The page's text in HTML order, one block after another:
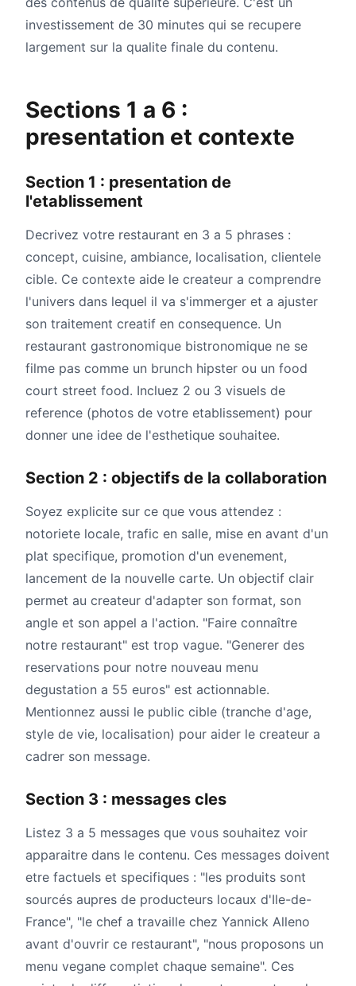
investissement de 30 minutes qui se recupere
largement sur la qualite finale du contenu.
Sections 1 a 6 :
presentation et contexte
Section 1 : presentation de
l'etablissement
Decrivez votre restaurant en 3 a 5 phrases :
concept, cuisine, ambiance, localisation, clientele
cible. Ce contexte aide le createur a comprendre
l'univers dans lequel il va s'immerger et a ajuster
son traitement creatif en consequence. Un
restaurant gastronomique bistronomique ne se
filme pas comme un brunch hipster ou un food
court street food. Incluez 2 ou 3 visuels de
reference (photos de votre etablissement) pour
donner une idee de l'esthetique souhaitee.
Section 2 : objectifs de la collaboration
Soyez explicite sur ce que vous attendez :
notoriete locale, trafic en salle, mise en avant d'un
plat specifique, promotion d'un evenement,
lancement de la nouvelle carte. Un objectif clair
permet au createur d'adapter son format, son
angle et son appel a l'action. "Faire connaître
notre restaurant" est trop vague. "Generer des
reservations pour notre nouveau menu
degustation a 55 euros" est actionnable.
Mentionnez aussi le public cible (tranche d'age,
style de vie, localisation) pour aider le createur a
cadrer son message.
Section 3 : messages cles
Listez 3 a 5 messages que vous souhaitez voir
apparaitre dans le contenu. Ces messages doivent
etre factuels et specifiques : "les produits sont
sourcés aupres de producteurs locaux d'Ile-de-
France", "le chef a travaille chez Yannick Alleno
avant d'ouvrir ce restaurant", "nous proposons un
menu vegane complet chaque semaine". Ces